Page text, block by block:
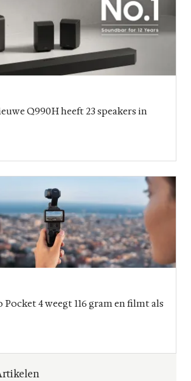
Q990H heeft 23 speakers in
Pocket 4 weegt 116 gram en filmt als